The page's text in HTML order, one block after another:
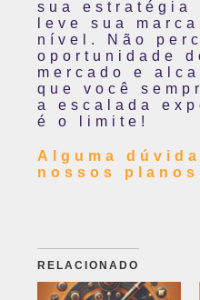
sua estratégia
leve sua
nível. Não
oportunidade
mercado e
que você
a escalada
é o limite!
Alguma
nossos
RELACIONADO